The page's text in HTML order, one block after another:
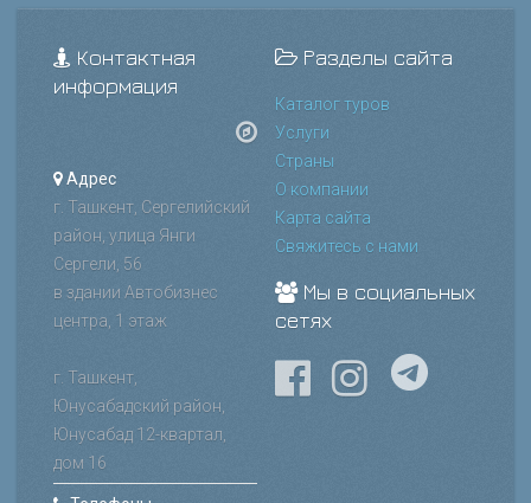
Контактная
информация
Адрес
г. Ташкент, Сергелийский
район, улица Янги
Сергели, 56
в здании Автобизнес
центра, 1 этаж
г. Ташкент,
Юнусабадский район,
Юнусабад 12-квартал,
дом 16
Разделы сайта
Каталог туров
Услуги
Страны
О компании
Карта сайта
Свяжитесь с нами
Мы в социальных
сетях